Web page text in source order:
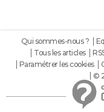
Qui sommes-nous ?
Tous les articles
Paramétrer les cookies
©